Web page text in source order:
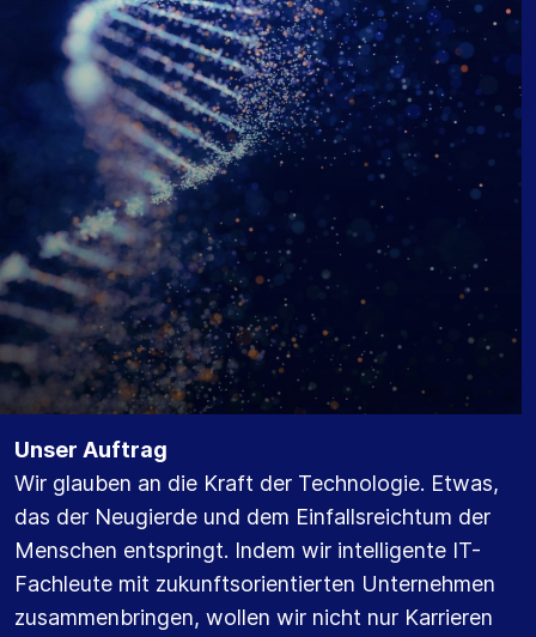
Unser Auftrag
Wir glauben an die Kraft der Technologie. Etwas,
das der Neugierde und dem Einfallsreichtum der
Menschen entspringt. Indem wir intelligente IT-
Fachleute mit zukunftsorientierten Unternehmen
zusammenbringen, wollen wir nicht nur Karrieren